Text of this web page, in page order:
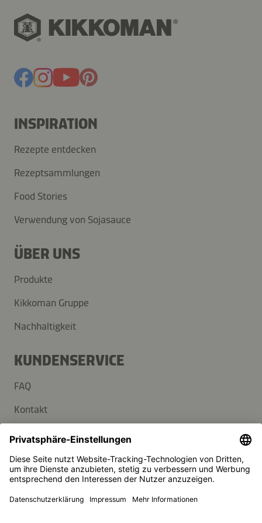
INSPIRATION
Rezepte entdecken
Rezeptsammlungen
Food Stories
Verwendung von Sojasauce
ÜBER UNS
Produkte
Kikkoman Gruppe
Nachhaltigkeit
KUNDENSERVICE
FAQ
Kontakt
Newsletter
Presse
Kikkoman ist ein eingetragenes Warenzeichen der Kikkoman